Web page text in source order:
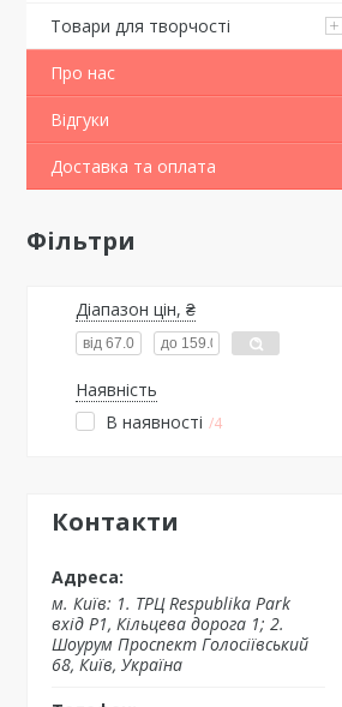
Товари для творчості
Про нас
Відгуки
Доставка та оплата
Фільтри
Діапазон цін, ₴
Наявність
В наявності
4
Контакти
м. Київ: 1. ТРЦ Respublika Park
вхід P1, Кільцева дорога 1; 2.
Шоурум Проспект Голосіївський
68, Київ, Україна